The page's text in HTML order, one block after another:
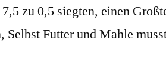
zu 0,5 siegten, einen
Selbst Futter und Mahle